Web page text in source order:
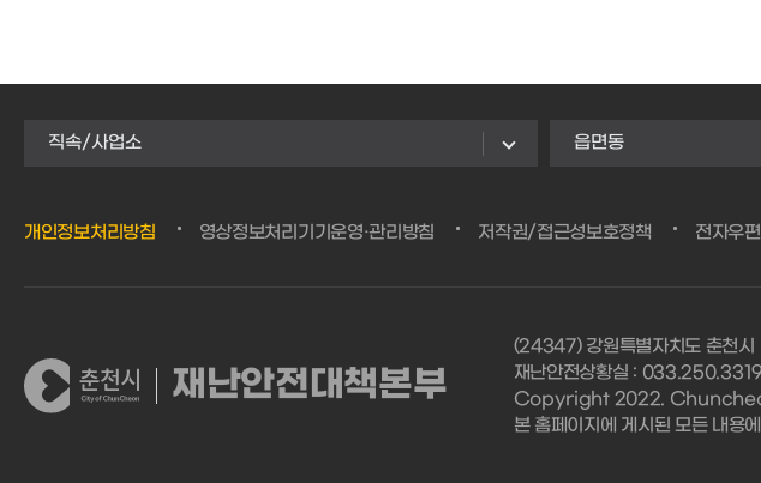
직속/사업소 읍면동
개인정보처리방침 영상정보처리기기운영·관리방침 저작권/접근성보호정책 전자우
재난안전대책본부
(24347) 강원특별자치도 춘천시
재난안전상황실 :
Copyright 2022.
본 홈페이지에 게시된 모든 내용